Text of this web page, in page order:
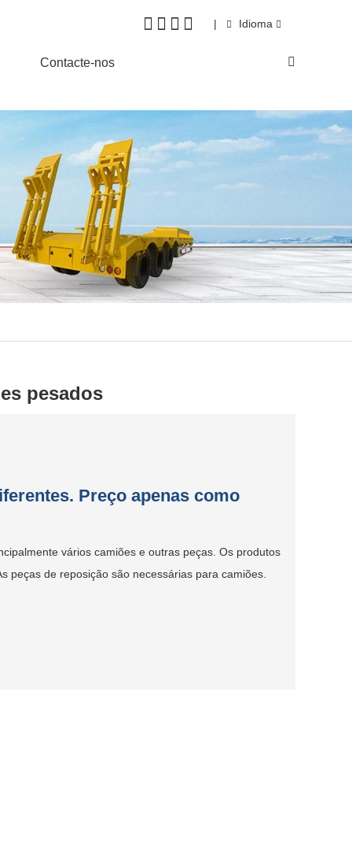
| Idioma
Contacte-nos
pesados
Preço apenas como
vários camiões e outras peças. Os produtos
peças de reposição são necessárias para camiões.